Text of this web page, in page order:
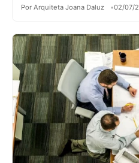
Por Arquiteta Joana Daluz 02/07/